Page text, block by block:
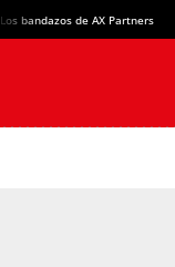
Los bandazos de AX Partners